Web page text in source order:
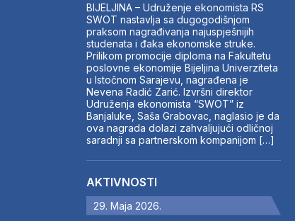
BIJELJINA – Udruženje ekonomista RS
SWOT nastavlja sa dugogodišnjom
praksom nagrađivanja najuspješnijih
studenata i đaka ekonomske struke.
Prilikom promocije diploma na Fakultetu
poslovne ekonomije Bijeljina Univerziteta
u Istočnom Sarajevu, nagrađena je
Nevena Radić Zarić. Izvršni direktor
Udruženja ekonomista “SWOT” iz
Banjaluke, Saša Grabovac, naglasio je da
ova nagrada dolazi zahvaljujući odličnoj
saradnji sa partnerskom kompanijom […]
AKTIVNOSTI
29. Maja 2026.